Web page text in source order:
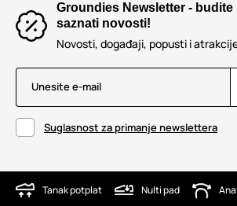
Groundies Newsletter -
saznati novosti!
Novosti, događaji, popusti i
Unesite e-mail
Suglasnost za primanje newslettera
Tanak potplat Nulti pad